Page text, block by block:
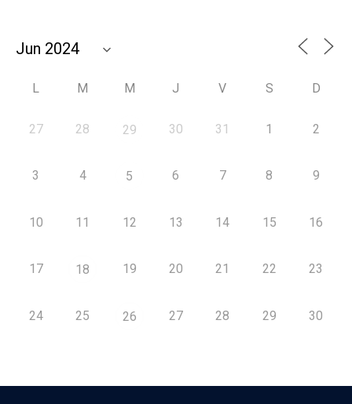
L M M J V S D
27 28 29 30 31 1 2
3 4 5 6 7 8 9
10 11 12 13 14 15 16
17 18 19 20 21 22 23
24 25 26 27 28 29 30